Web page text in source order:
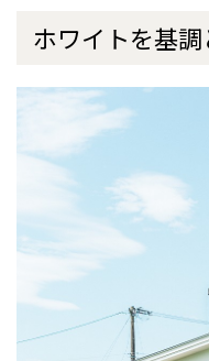
ホワイトを基